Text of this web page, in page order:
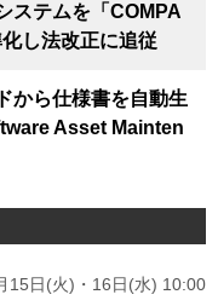
ステムを「COMPA
し法改正に追従
から仕様書を自動生
Asset Mainten
15日(火)・16日(水) 10:00